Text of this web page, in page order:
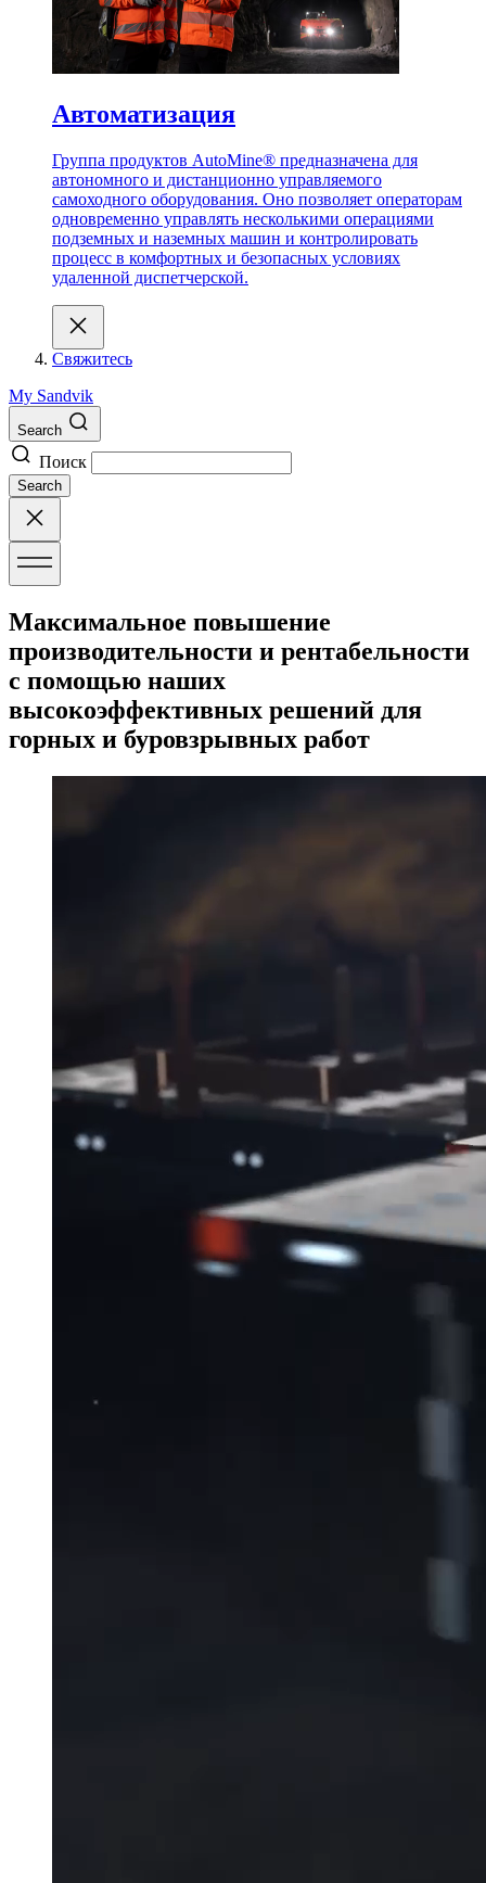
Автоматизация
Группа продуктов AutoMine® предназначена для
автономного и дистанционно управляемого
самоходного оборудования. Оно позволяет операторам
одновременно управлять несколькими операциями
подземных и наземных машин и контролировать
процесс в комфортных и безопасных условиях
удаленной диспетчерской.
Свяжитесь
My Sandvik
Search
Поиск
Search
Максимальное повышение
производительности и рентабельности
с помощью наших
высокоэффективных решений для
горных и буровзрывных работ